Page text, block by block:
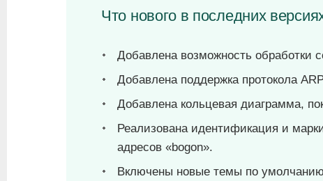
Что нового в последних
Добавлена возможность обработки
Добавлена поддержка протокола
Добавлена кольцевая диаграмма,
Реализована идентификация и
адресов «bogon».
Включены новые темы по